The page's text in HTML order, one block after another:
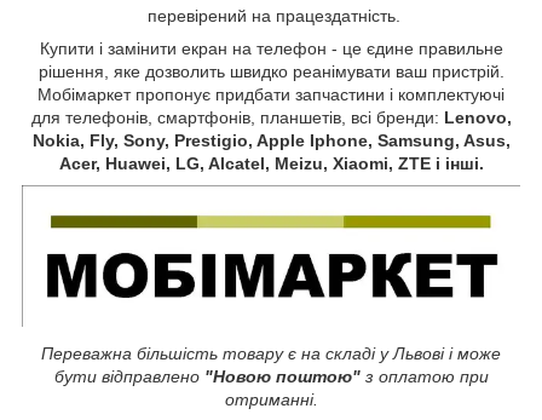
перевірений на працездатність.
Купити і замінити екран на телефон - це єдине правильне
рішення, яке дозволить швидко реанімувати ваш пристрій.
Мобімаркет пропонує придбати запчастини і комплектуючі
для телефонів, смартфонів, планшетів, всі бренди: Lenovo,
Nokia, Fly, Sony, Prestigio, Apple Iphone, Samsung, Asus,
Acer, Huawei, LG, Alcatel, Meizu, Xiaomi, ZTE і інші.
Переважна більшість товару є на складі у Львові і може
бути відправлено "Новою поштою" з оплатою при
отриманні.